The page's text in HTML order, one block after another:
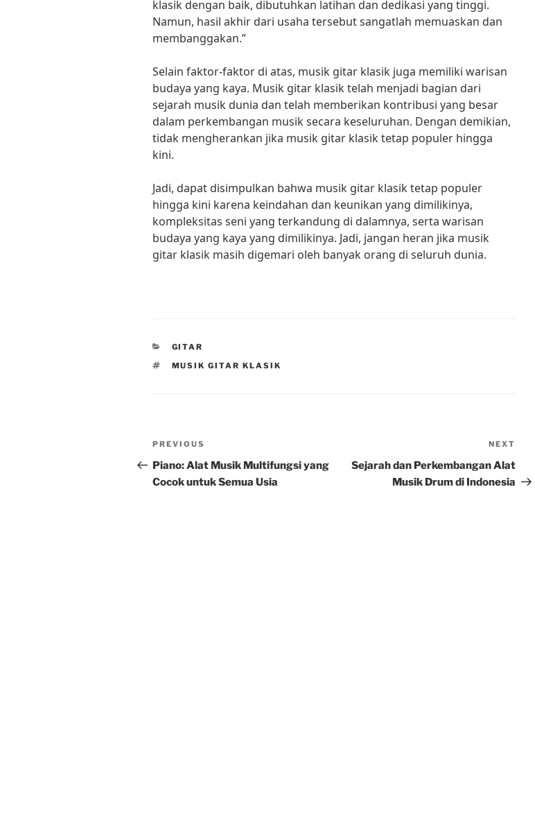
klasik dengan baik, dibutuhkan latihan dan dedikasi yang tinggi.
Namun, hasil akhir dari usaha tersebut sangatlah memuaskan dan
membanggakan.”
Selain faktor-faktor di atas, musik gitar klasik juga memiliki warisan
budaya yang kaya. Musik gitar klasik telah menjadi bagian dari
sejarah musik dunia dan telah memberikan kontribusi yang besar
dalam perkembangan musik secara keseluruhan. Dengan demikian,
tidak mengherankan jika musik gitar klasik tetap populer hingga
kini.
Jadi, dapat disimpulkan bahwa musik gitar klasik tetap populer
hingga kini karena keindahan dan keunikan yang dimilikinya,
kompleksitas seni yang terkandung di dalamnya, serta warisan
budaya yang kaya yang dimilikinya. Jadi, jangan heran jika musik
gitar klasik masih digemari oleh banyak orang di seluruh dunia.
CATEGORIES
GITAR
TAGS
MUSIK GITAR KLASIK
Post
navigation
Previous
Post
PREVIOUS
Piano: Alat Musik Multifungsi yang
Cocok untuk Semua Usia
Post
NEXT
Sejarah dan Perkembangan Alat
Musik Drum di Indonesia